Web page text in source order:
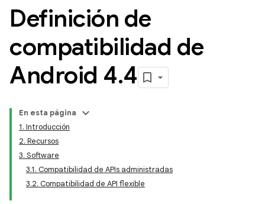
Definición de
compatibilidad de
Android 4.4
En esta página
1. Introducción
2. Recursos
3. Software
3.1. Compatibilidad de APIs administradas
3.2. Compatibilidad de API flexible